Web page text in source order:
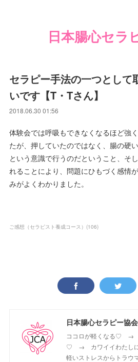
日本腸心セラ
セラピー手法の一つとして
いです【T・Tさん】
2018.06.30 01:56
体験会では呼吸もできなくなるほど強
たが、押していたのではなく、腸の硬
という意識で行うのだということ、そ
れることにより、問題にひもづく感情
みがよくわかりました。
ご感想（セラピスト養成コース） (106)
日本腸心セラピー協会
ココロが軽くなる♡ →
♡ → カワイイわたしに
軽いストレスからトラウ